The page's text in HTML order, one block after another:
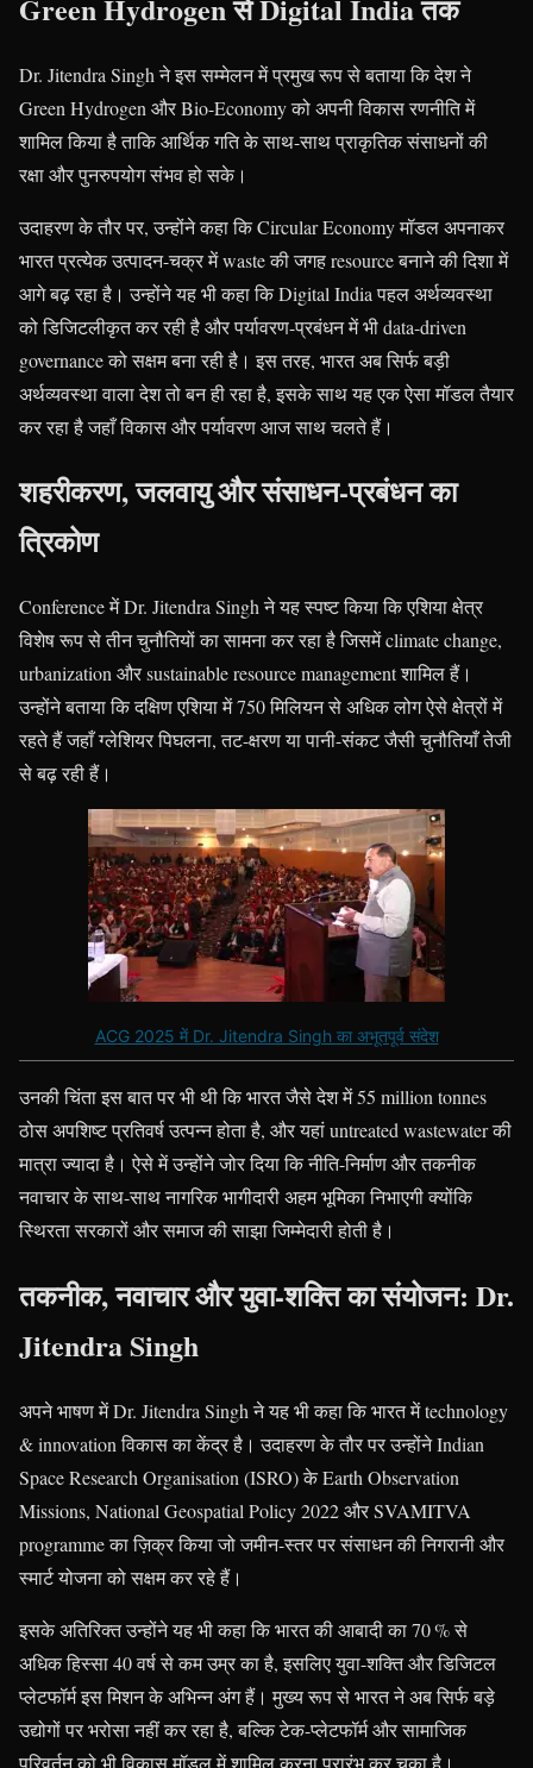
Green Hydrogen से Digital India तक
Dr. Jitendra Singh ने इस सम्मेलन में प्रमुख रूप से बताया कि देश ने
Green Hydrogen और Bio-Economy को अपनी विकास रणनीति में
शामिल किया है ताकि आर्थिक गति के साथ-साथ प्राकृतिक संसाधनों की
रक्षा और पुनरुपयोग संभव हो सके।
उदाहरण के तौर पर, उन्होंने कहा कि Circular Economy मॉडल अपनाकर
भारत प्रत्येक उत्पादन-चक्र में waste की जगह resource बनाने की दिशा में
आगे बढ़ रहा है। उन्होंने यह भी कहा कि Digital India पहल अर्थव्यवस्था
को डिजिटलीकृत कर रही है और पर्यावरण-प्रबंधन में भी data-driven
governance को सक्षम बना रही है। इस तरह, भारत अब सिर्फ बड़ी
अर्थव्यवस्था वाला देश तो बन ही रहा है, इसके साथ यह एक ऐसा मॉडल तैयार
कर रहा है जहाँ विकास और पर्यावरण आज साथ चलते हैं।
शहरीकरण, जलवायु और संसाधन-प्रबंधन का
त्रिकोण
Conference में Dr. Jitendra Singh ने यह स्पष्ट किया कि एशिया क्षेत्र
विशेष रूप से तीन चुनौतियों का सामना कर रहा है जिसमें climate change,
urbanization और sustainable resource management शामिल हैं।
उन्होंने बताया कि दक्षिण एशिया में 750 मिलियन से अधिक लोग ऐसे क्षेत्रों में
रहते हैं जहाँ ग्लेशियर पिघलना, तट-क्षरण या पानी-संकट जैसी चुनौतियाँ तेजी
से बढ़ रही हैं।
ACG 2025 में Dr. Jitendra Singh का अभूतपूर्व संदेश
उनकी चिंता इस बात पर भी थी कि भारत जैसे देश में 55 million tonnes
ठोस अपशिष्ट प्रतिवर्ष उत्पन्न होता है, और यहां untreated wastewater की
मात्रा ज्यादा है। ऐसे में उन्होंने जोर दिया कि नीति-निर्माण और तकनीक
नवाचार के साथ-साथ नागरिक भागीदारी अहम भूमिका निभाएगी क्योंकि
स्थिरता सरकारों और समाज की साझा जिम्मेदारी होती है।
तकनीक, नवाचार और युवा-शक्ति का संयोजन: Dr.
Jitendra Singh
अपने भाषण में Dr. Jitendra Singh ने यह भी कहा कि भारत में technology
& innovation विकास का केंद्र है। उदाहरण के तौर पर उन्होंने Indian
Space Research Organisation (ISRO) के Earth Observation
Missions, National Geospatial Policy 2022 और SVAMITVA
programme का ज़िक्र किया जो जमीन-स्तर पर संसाधन की निगरानी और
स्मार्ट योजना को सक्षम कर रहे हैं।
इसके अतिरिक्त उन्होंने यह भी कहा कि भारत की आबादी का 70 % से
अधिक हिस्सा 40 वर्ष से कम उम्र का है, इसलिए युवा-शक्ति और डिजिटल
प्लेटफॉर्म इस मिशन के अभिन्न अंग हैं। मुख्य रूप से भारत ने अब सिर्फ बड़े
उद्योगों पर भरोसा नहीं कर रहा है, बल्कि टेक-प्लेटफॉर्म और सामाजिक
परिवर्तन को भी विकास मॉडल में शामिल करना प्रारंभ कर चुका है।